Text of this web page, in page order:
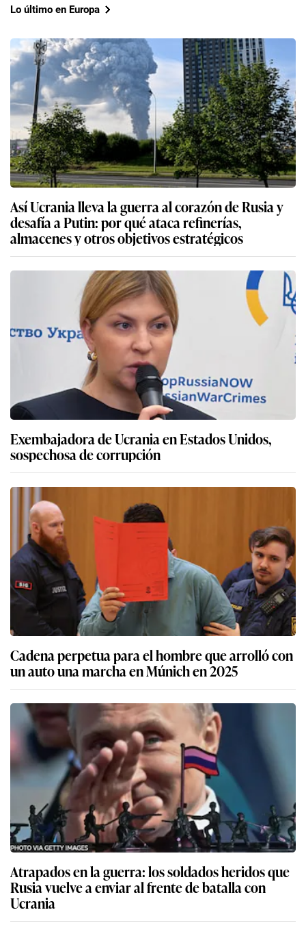
Lo último en Europa
Así Ucrania lleva la guerra al corazón de Rusia y
desafía a Putin: por qué ataca refinerías,
almacenes y otros objetivos estratégicos
Exembajadora de Ucrania en Estados Unidos,
sospechosa de corrupción
Cadena perpetua para el hombre que arrolló con
un auto una marcha en Múnich en 2025
Atrapados en la guerra: los soldados heridos que
Rusia vuelve a enviar al frente de batalla con
Ucrania